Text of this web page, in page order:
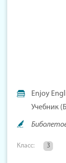
Enjoy
Учебник
Класс: 3